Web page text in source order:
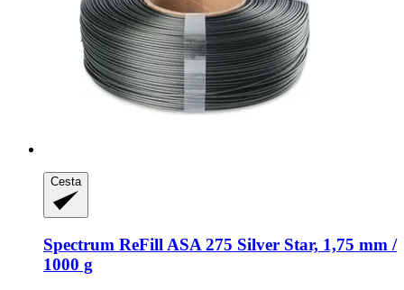
Cesta
Spectrum ReFill ASA 275 Silver Star, 1,75 mm /
1000 g